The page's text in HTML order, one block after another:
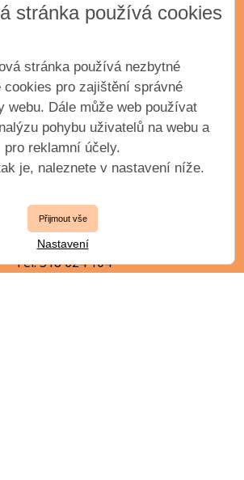
ADRESA
organizace města Příbram
Krátká 351
Příbram III, 261 01
IČO: 61904163
VEDENÍ ŠKOLY
ředitel
Ing. Petr Kollert, DiS.
Tel. 318 624 104
stránka používá cookies
stránka používá nezbytné
cookies pro zajištění správné
webu. Dále může web používat
pohybu uživatelů na webu a
pro reklamní účely.
je, naleznete v nastavení níže.
Přijmout vše
Nastavení